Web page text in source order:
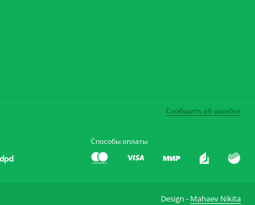
Сообщить об ошибке
Способы оплаты
Design - Mahaev Nikita